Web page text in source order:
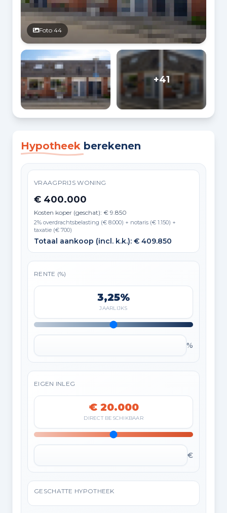
Foto 44
+41
Hypotheek berekenen
VRAAGPRIJS WONING
€ 400.000
Kosten koper (geschat): € 9.850
2% overdrachtsbelasting (€ 8.000) + notaris (€ 1.150) +
taxatie (€ 700)
Totaal aankoop (incl. k.k.): € 409.850
RENTE (%)
3,25%
JAARLIJKS
%
EIGEN INLEG
€ 20.000
DIRECT BESCHIKBAAR
€
GESCHATTE HYPOTHEEK